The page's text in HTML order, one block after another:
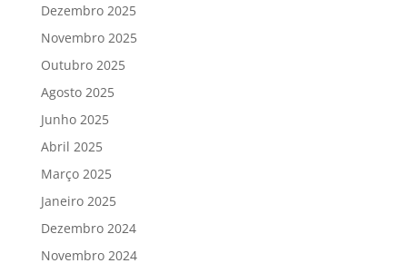
Dezembro 2025
Novembro 2025
Outubro 2025
Agosto 2025
Junho 2025
Abril 2025
Março 2025
Janeiro 2025
Dezembro 2024
Novembro 2024